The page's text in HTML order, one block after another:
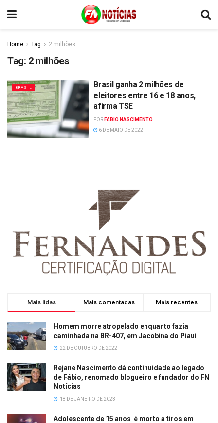
Home Tag 2 milhões
Tag: 2 milhões
BRASIL
Brasil ganha 2 milhões de
eleitores entre 16 e 18 anos,
afirma TSE
POR FABIO NASCIMENTO
6 DE MAIO DE 2022
Mais lidas Mais comentadas Mais recentes
Homem morre atropelado enquanto fazia
caminhada na BR-407, em Jacobina do Piaui
22 DE OUTUBRO DE 2022
Rejane Nascimento dá continuidade ao legado
de Fábio, renomado blogueiro e fundador do FN
Notícias
18 DE JANEIRO DE 2023
Adolescente de 15 anos é morto a tiros em